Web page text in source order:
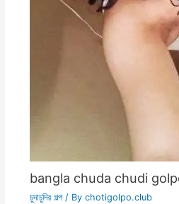
bangla chuda chudi golpo
চুদাচুদির গল্প/ By chotigolpo.club